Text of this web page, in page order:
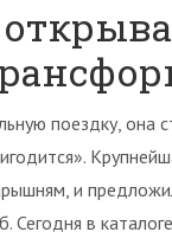
поездку, она
и
Сегодня в